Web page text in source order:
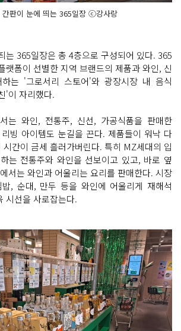
간판이 눈에 띄는 365일장 ⓒ강사랑
는 365일장은 총 4층으로 구성되어 있다. 365
랫폼이 선별한 지역 브랜드의 제품과 와인, 신
는 '그로서리 스토어'와 광장시장 내 음식
'이 자리했다.
는 와인, 전통주, 신선, 가공식품을 판매한
빙 아이템도 눈길을 끈다. 제품들이 워낙 다
시간이 금세 흘러가버린다. 특히 MZ세대의 입
는 전통주와 와인을 선보이고 있고, 바로 옆
서는 와인과 어울리는 요리를 판매한다. 시장
, 순대, 만두 등을 와인에 어울리게 재해석
시선을 사로잡는다.